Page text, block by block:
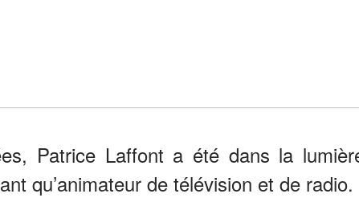
Patrice Laffont a été dans la
qu’animateur de télévision et de radio.